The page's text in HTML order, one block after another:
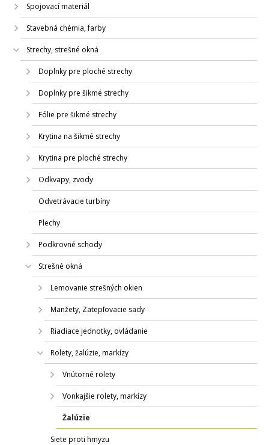
Spojovací materiál
Stavebná chémia, farby
Strechy, strešné okná
Doplnky pre ploché strechy
Doplnky pre šikmé strechy
Fólie pre šikmé strechy
Krytina na šikmé strechy
Krytina pre ploché strechy
Odkvapy, zvody
Odvetrávacie turbíny
Plechy
Podkrovné schody
Strešné okná
Lemovanie strešných okien
Manžety, Zatepľovacie sady
Riadiace jednotky, ovládanie
Rolety, žalúzie, markízy
Vnútorné rolety
Vonkajšie rolety, markízy
Žalúzie
Siete proti hmyzu